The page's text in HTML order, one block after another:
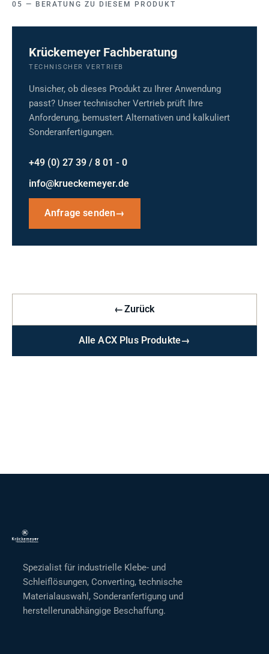
BERATUNG ZU DIESEM PRODUKT
Krückemeyer Fachberatung
TECHNISCHER VERTRIEB
Unsicher, ob dieses Produkt zu Ihrer Anwendung
passt? Unser technischer Vertrieb prüft Ihre
Anforderung, bemustert Alternativen und kalkuliert
Sonderanfertigungen.
+49 (0) 27 39 / 8 01 - 0
info@krueckemeyer.de
Anfrage senden→
←Zurück
Alle ACX Plus Produkte→
Spezialist für industrielle Klebe- und
Schleiflösungen, Converting, technische
Materialauswahl, Sonderanfertigung und
herstellerunabhängige Beschaffung.